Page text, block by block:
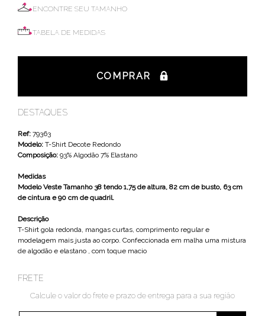
ENCONTRE SEU TAMANHO
TABELA DE MEDIDAS
COMPRAR
DESTAQUES
Ref: 79363
Modelo: T-Shirt Decote Redondo
Composição: 93% Algodão 7% Elastano
Medidas
Modelo Veste Tamanho 38 tendo 1,75 de altura, 82 cm de busto, 63 cm
de cintura e 90 cm de quadril.
Descrição
T-Shirt gola redonda, mangas curtas, comprimento regular e
modelagem mais justa ao corpo. Confeccionada em malha uma mistura
de algodão e elastano , com toque macio
FRETE
Calcule o valor do frete e prazo de entrega para a sua região